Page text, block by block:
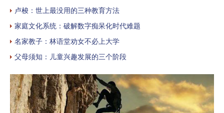
卢梭：世上最没用的三种教育方法
家庭文化系统：破解数字痴呆化时代难题
名家教子：林语堂劝女不必上大学
父母须知：儿童兴趣发展的三个阶段